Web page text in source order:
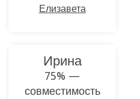
Елизавета
Ирина
75% —
совместимость